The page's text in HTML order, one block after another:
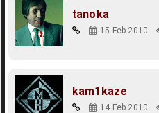
tanoka
15 Feb 2010
kam1kaze
14 Feb 2010